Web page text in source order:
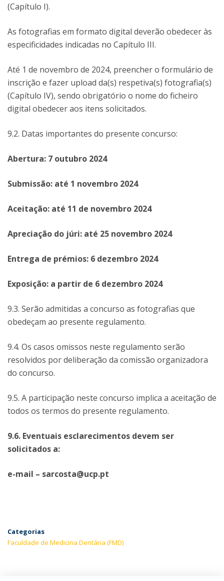
(Capítulo I).
As fotografias em formato digital deverão obedecer às
especificidades indicadas no Capítulo III.
Até 1 de novembro de 2024, preencher o formulário de
inscrição e fazer upload da(s) respetiva(s) fotografia(s)
(Capítulo IV), sendo obrigatório o nome do ficheiro
digital obedecer aos itens solicitados.
9.2. Datas importantes do presente concurso:
Abertura: 7 outubro 2024
Submissão: até 1 novembro 2024
Aceitação: até 11 de novembro 2024
Apreciação do júri: até 25 novembro 2024
Entrega de prémios: 6 dezembro 2024
Exposição: a partir de 6 dezembro 2024
9.3. Serão admitidas a concurso as fotografias que
obedeçam ao presente regulamento.
9.4. Os casos omissos neste regulamento serão
resolvidos por deliberação da comissão organizadora
do concurso.
9.5. A participação neste concurso implica a aceitação de
todos os termos do presente regulamento.
9.6. Eventuais esclarecimentos devem ser
solicitados a:
e-mail – sarcosta@ucp.pt
Categorias
Faculdade de Medicina Dentária (FMD)